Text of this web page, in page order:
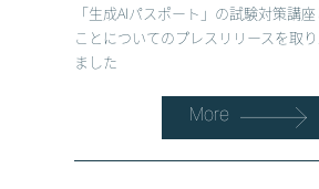
「生成AIパスポート」の試験対策講
ことについてのプレスリリースを取
ました
More